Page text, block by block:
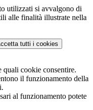
utilizzati si avvalgono di
alle finalità illustrate nella
tutti i cookies
quali cookie consentire.
il funzionamento della
al funzionamento potete